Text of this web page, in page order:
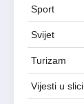
Sport
Svijet
Turizam
Vijesti u slici